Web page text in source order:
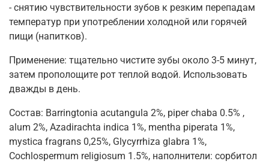
- снятию чувствительности зубов к резким перепадам
температур при употреблении холодной или горячей
пищи (напитков).
Применение: тщательно чистите зубы около 3-5 минут,
затем прополощите рот теплой водой. Использовать
дважды в день.
Состав: Barringtonia acutangula 2%, piper chaba 0.5% ,
alum 2%, Azadirachta indica 1%, mentha piperata 1%,
mystica fragrans 0,25%, Glycyrrhiza glabra 1%,
Cochlospermum religiosum 1.5%, наполнители: сорбитол